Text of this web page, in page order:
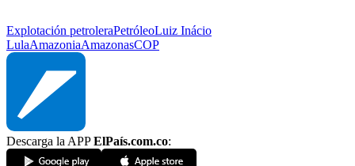
Explotación petroleraPetróleoLuiz Inácio
LulaAmazoniaAmazonasCOP
Descarga la APPElPaís.com.co: